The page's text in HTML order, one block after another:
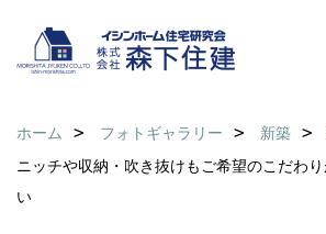
ホーム フォトギャラリー 新築
ニッチや収納・吹き抜けもご希望のこだわ
い